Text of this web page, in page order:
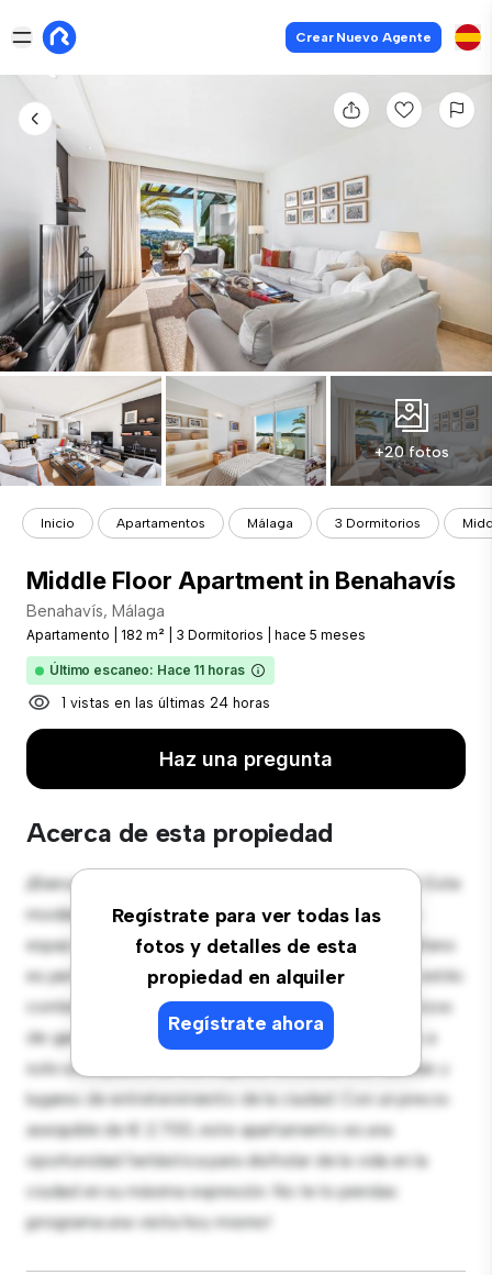
Crear Nuevo Agente
+20 fotos
Inicio Apartamentos Málaga 3 Dormitorios
Middle Floor Apartment in Benahavís
Benahavís, Málaga
Apartamento 182 m² 3 Dormitorios hace 5 meses
Último escaneo: Hace 11 horas
1 vistas en las últimas 24 horas
Haz una pregunta
Acerca de esta propiedad
Regístrate para ver todas las
fotos y detalles de esta
propiedad en alquiler
Regístrate ahora
¡Bienvenido a tu nuevo hogar en Benahavís, Málaga! Este
moderno apartamento de 3 habitaciones ofrece un
espacio de vida elegante y acogedor. El diseño diáfano
es perfecto para el entretenimiento, y la cocina de estilo
contemporáneo está equipada con electrodomésticos
de gama alta. Con su ubicación privilegiada, estarás a
solo unos pasos de los mejores restaurantes, tiendas y
lugares de entretenimiento de la ciudad. Con un precio
asequible de € 2.700, este apartamento es una
oportunidad fantástica para disfrutar de la vida en la
ciudad en su máxima expresión. No te lo pierdas:
¡programa una visita hoy mismo!